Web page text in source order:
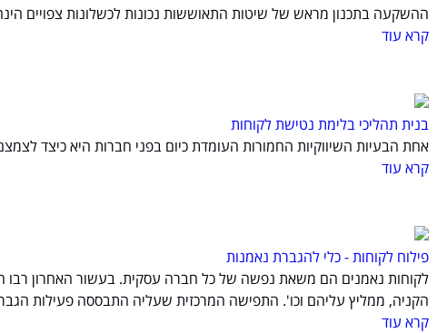
ההשקעה בתכנון מראש של שיטות התאוששות נכונות לכשלונות צפויים
קרא עוד
בנית תהליכי בלימת נטישת לקוחות
אחת הבעיות השיווקיות החמורות העומדת כיום בפני חברות היא כיצד
קרא עוד
פילוח לקוחות - כלי להגברת נאמנות
לקוחות נאמנים הם משאת נפשה של כל חברה עסקית. בעשור האחרון רבו
הקניה, ממליץ עליהם וכו'. התפישה המרכזית שעליה התבססה פעילות
קרא עוד